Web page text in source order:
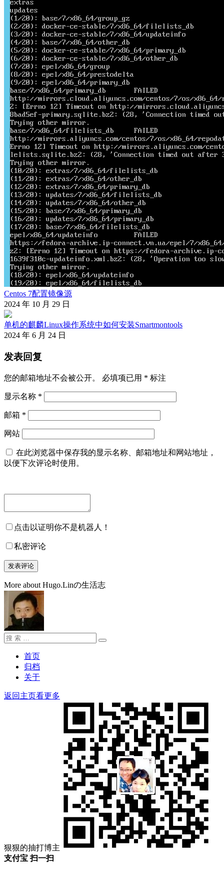
Centos 7配置镜像源
2024 年 10 月 29 日
单机的麒麟Linux操作系统中如何安装Smartmontools
2024 年 6 月 24 日
发表回复
您的邮箱地址不会被公开。 必填项已用 * 标注
显示名称 *
邮箱 *
网站
在此浏览器中保存我的显示名称、邮箱地址和网站地址，
以便下次评论时使用。
点击以证明你不是机器人！
私密评论
More about Hugo.Linの生活志
搜
搜
首页
归档
关于
返回主页看更多
狠狠的抽打博主
支付宝 扫一扫